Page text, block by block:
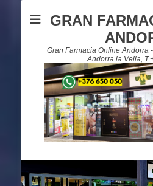
GRAN
Gran Farmacia Online Andorra
Andorra la Vella,